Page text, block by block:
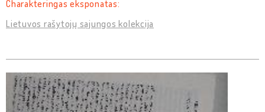
Charakteringas eksponatas:
Lietuvos rašytojų sąjungos kolekcija